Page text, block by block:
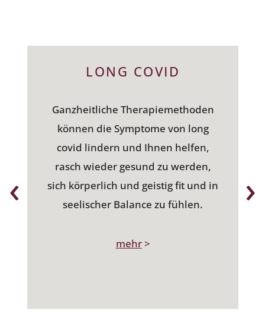
LONG COVID
Ganzheitliche Therapiemethoden
können die Symptome von long
covid lindern und Ihnen helfen,
rasch wieder gesund zu werden,
sich körperlich und geistig fit und in
seelischer Balance zu fühlen.
mehr>
‹ ›